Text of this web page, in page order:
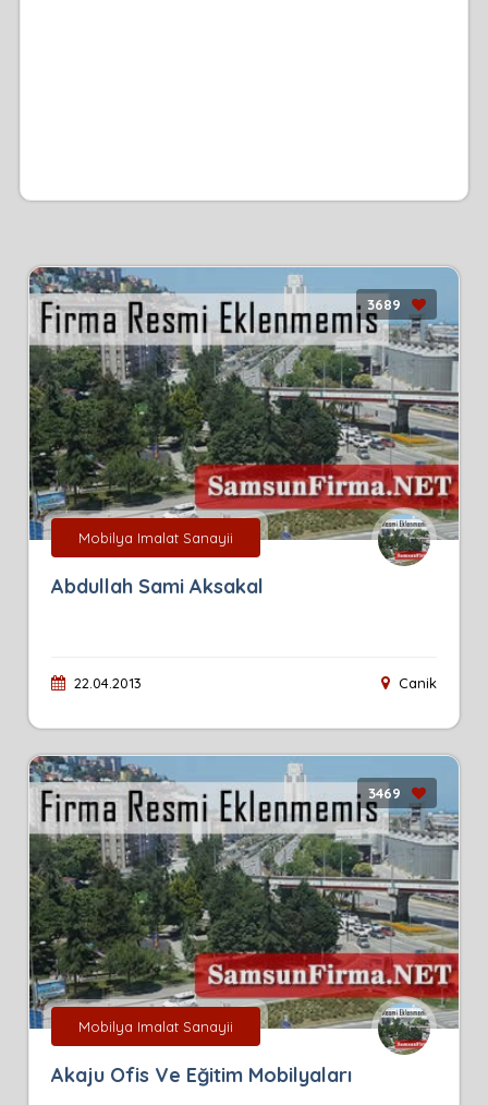
3689
Mobilya Imalat Sanayii
Abdullah Sami Aksakal
22.04.2013 Canik
3469
Mobilya Imalat Sanayii
Akaju Ofis Ve Eğitim Mobilyaları